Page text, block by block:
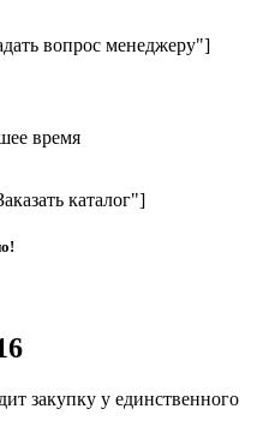
вопрос менеджеру"]
время
каталог"]
закупку у единственного